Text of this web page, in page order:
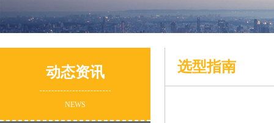
动态资讯
NEWS
选型指南